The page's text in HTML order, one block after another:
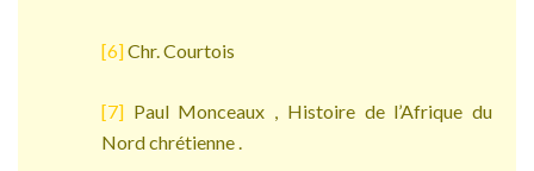
[6]Chr. Courtois
[7] Paul Monceaux , Histoire de l’Afrique du
Nord chrétienne .